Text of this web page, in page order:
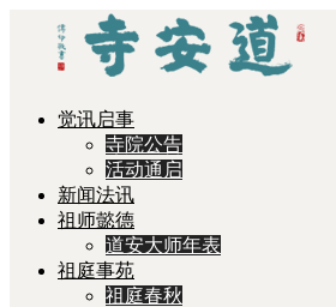
觉讯启事
寺院公告
活动通启
新闻法讯
祖师懿德
道安大师年表
祖庭事苑
祖庭春秋